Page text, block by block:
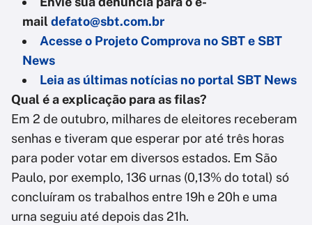
maildefato@sbt.com.br
Acesse o Projeto Comprova no SBT e SBT
News
Leia as últimas notícias no portal SBT News
Qual é a explicação para as filas?
Em 2 de outubro, milhares de eleitores receberam
senhas e tiveram que esperar por até três horas
para poder votar em diversos estados. Em São
Paulo, por exemplo, 136 urnas (0,13% do total) só
concluíram os trabalhos entre 19h e 20h e uma
urna seguiu até depois das 21h.